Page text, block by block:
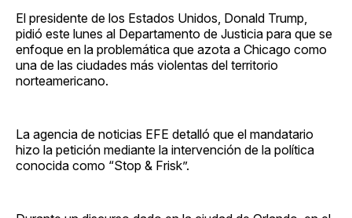
El presidente de los Estados Unidos, Donald Trump,
pidió este lunes al Departamento de Justicia para que se
enfoque en la problemática que azota a Chicago como
una de las ciudades más violentas del territorio
norteamericano.
La agencia de noticias EFE detalló que el mandatario
hizo la petición mediante la intervención de la política
conocida como “Stop & Frisk”.